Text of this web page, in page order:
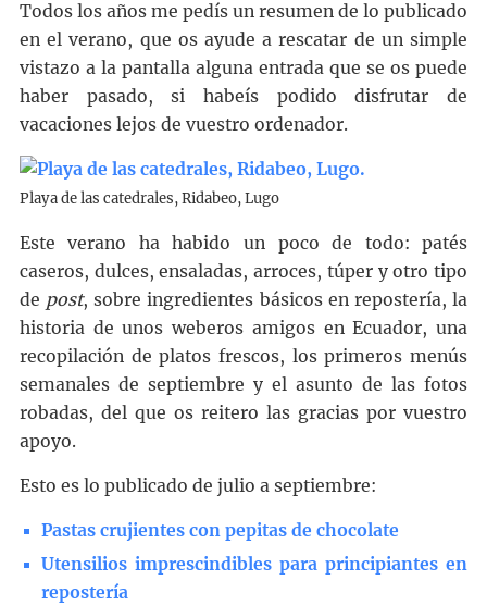
Todos los años me pedís un resumen de lo publicado
en el verano, que os ayude a rescatar de un simple
vistazo a la pantalla alguna entrada que se os puede
haber pasado, si habeís podido disfrutar de
vacaciones lejos de vuestro ordenador.
Playa de las catedrales, Ridabeo, Lugo
Este verano ha habido un poco de todo: patés
caseros, dulces, ensaladas, arroces, túper y otro tipo
de post, sobre ingredientes básicos en repostería, la
historia de unos weberos amigos en Ecuador, una
recopilación de platos frescos, los primeros menús
semanales de septiembre y el asunto de las fotos
robadas, del que os reitero las gracias por vuestro
apoyo.
Esto es lo publicado de julio a septiembre:
Pastas crujientes con pepitas de chocolate
Utensilios imprescindibles para principiantes en
repostería